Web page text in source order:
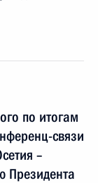
по итогам
связи
–
Президента